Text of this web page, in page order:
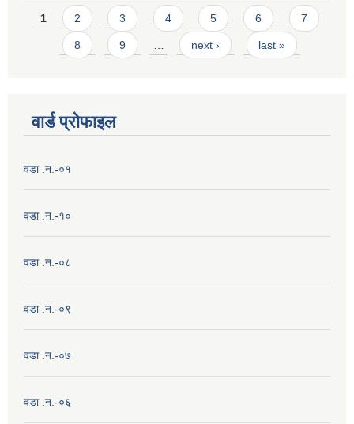
Pages
1 2 3 4 5 6 7
8 9 next › last »
वार्ड प्राेफाइल
वडा .न.-०१
वडा .न.-१०
वडा .न.-०८
वडा .न.-०९
वडा .न.-०७
वडा .न.-०६